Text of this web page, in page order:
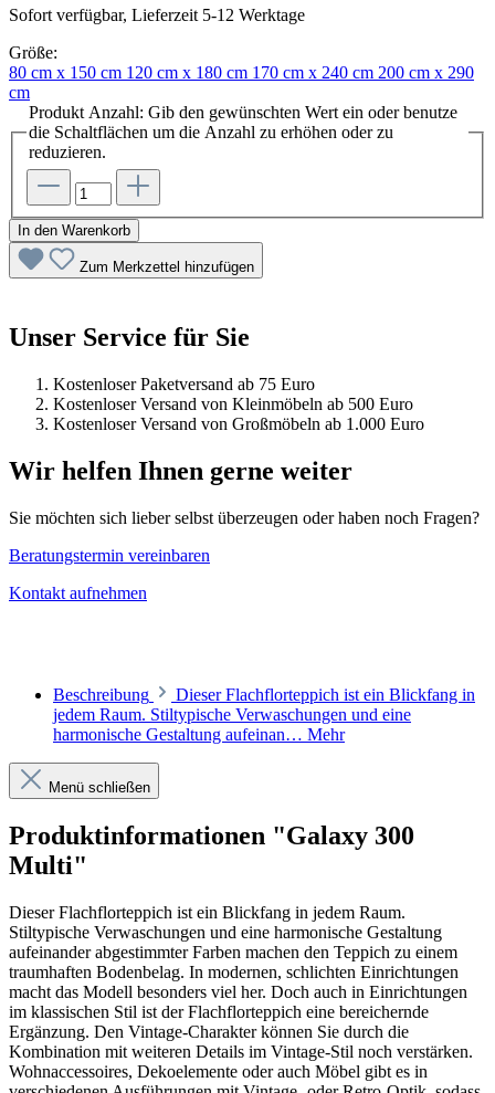
Sofort verfügbar, Lieferzeit 5-12 Werktage
Größe:
80 cm x 150 cm 120 cm x 180 cm 170 cm x 240 cm 200 cm x 290
cm
Produkt Anzahl: Gib den gewünschten Wert ein oder benutze
die Schaltflächen um die Anzahl zu erhöhen oder zu
reduzieren.
In den Warenkorb
Zum Merkzettel hinzufügen
Unser Service für Sie
Kostenloser Paketversand ab 75 Euro
Kostenloser Versand von Kleinmöbeln ab 500 Euro
Kostenloser Versand von Großmöbeln ab 1.000 Euro
Wir helfen Ihnen gerne weiter
Sie möchten sich lieber selbst überzeugen oder haben noch Fragen?
Beratungstermin vereinbaren
Kontakt aufnehmen
Beschreibung
Dieser Flachflorteppich ist ein Blickfang in
jedem Raum. Stiltypische Verwaschungen und eine
harmonische Gestaltung aufeinan… Mehr
Menü schließen
Produktinformationen "Galaxy 300
Multi"
Dieser Flachflorteppich ist ein Blickfang in jedem Raum.
Stiltypische Verwaschungen und eine harmonische Gestaltung
aufeinander abgestimmter Farben machen den Teppich zu einem
traumhaften Bodenbelag. In modernen, schlichten Einrichtungen
macht das Modell besonders viel her. Doch auch in Einrichtungen
im klassischen Stil ist der Flachflorteppich eine bereichernde
Ergänzung. Den Vintage-Charakter können Sie durch die
Kombination mit weiteren Details im Vintage-Stil noch verstärken.
Wohnaccessoires, Dekoelemente oder auch Möbel gibt es in